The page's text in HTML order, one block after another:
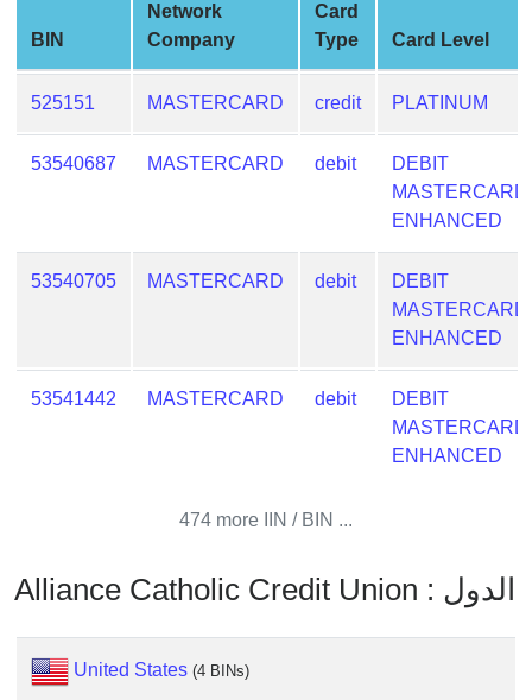
Checker
Service
What
is
Address
IP
BIN
BIN
Network
Company
Card
Type
Card Level
525151 MASTERCARD credit PLATINUM
53540687 MASTERCARD debit
DEBIT
MASTERCARD
ENHANCED
53540705 MASTERCARD debit
DEBIT
MASTERCARD
ENHANCED
53541442 MASTERCARD debit
DEBIT
MASTERCARD
ENHANCED
474 more IIN / BIN ...
Alliance Catholic Credit Union : الدول
United States (4 BINs)